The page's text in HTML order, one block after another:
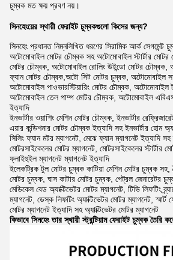
চুম্বক মত ক্ষয় প্রবণ নয়।
সিনহেংয়ের স্থায়ী ফেরাইট চুম্বকগুলো কিসের জন্য?
সিনহেং প্রধানত নিম্নলিখিত ধরণের সিরামিক আর্ক সেগমেন্ট
অটোমোবাইল মোটর চৌম্বক সহ অটোমোবাইল স্টার্টার
মোটর চৌম্বক, অটোমোবাইল রোলিং উইন্ডো মোটর চৌম্বক,
ফ্যান মোটর চৌম্বক,অটো সিট মোটর চুম্বক, অটোমোবাইল
অটোমোবাইল পাওভারস্টিয়ারিং মোটর চৌম্বক, অটোমোবাইল
অটোমোবাইল তেল পাম্প মোটর চৌম্বক, অটোমোবাইল
ইত্যাদি
ইনভার্টার ওয়াশিং মেশিন মোটর চৌম্বক, ইনভার্টার
এয়ার কন্ডিশনার মোটর চৌম্বক ইত্যাদি সহ ইনভার্টার হোম
সিলিং ফ্যান মটর ম্যাগনেট, মেঝে ফ্যান ম্যাগনেট ইত্যাদি
মোটরসাইকেলের মোটর ম্যাগনেট, মোটরসাইকেলের স্টার্টার
ফ্লাইহুইল ম্যাগনেট ম্যাগনেট ইত্যাদি
ইলেকট্রিক টুল মোটর চুম্বক কাটিয়া মেশিন মোটর চুম্বক
মোটর চুম্বক, ঘাস কাটার মোটর চুম্বক, পেট্রল জেনারেটর
মেডিকেল বেড অ্যাক্টিভেটর মোটর ম্যাগনেট, টিভি লিফটিং
ম্যাগনেট, ডেস্ক লিফটিং অ্যাক্টিভেটর মোটর ম্যাগনেট, স্মার্ট
মোটর ম্যাগনেট ইত্যাদি সহ অ্যাক্টিভেটর মোটর ম্যাগনেট
কিভাবে সিনহেং তার স্থায়ী স্ট্রন্টিয়াম ফেরাইট চুম্বক তৈরি